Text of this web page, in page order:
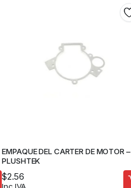
EMPAQUE DEL CARTER DE MOTOR –
PLUSHTEK
$2.56